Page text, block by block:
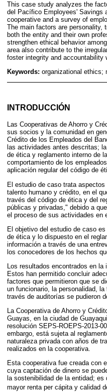
This case study analyzes the
del Pacífico Employees' Savings
cooperative and a survey of
The main factors are personality,
both the entity and their own
strengthen ethical behavior
area also contribute to the
foster integrity and accountability
Keywords: organizational ethics;
INTRODUCCIÓN
Las Cooperativas de Ahorro y
sus socios y la comunidad en
Crédito de los Empleados del
las actividades antes descritas;
de ética y reglamento interno de
comportamiento de los
aplicación regular del código de
El estudio de caso trata
talento humano y crédito, en el
través del código de ética y del
públicas y privadas," debido a
el proceso de sus actividades en
El objetivo del estudio de caso
de ética y lo dispuesto en el
información a través de una
los conocedores de los hechos
Los resultados encontrados en
Estos han permitido concluir
factores que permitieron que se
un funcionario, la personalidad,
través de auditorías se pudieron
La Cooperativa de Ahorro y
Guayas, en la ciudad de
resolución SEPS-ROEPS-2013-
embargo, está sujeta al
naturaleza privada con años de
realizados en la cooperativa.
Esta cooperativa fue creada con
cuya captación de dinero se
la sostenibilidad de la entidad;
mayor renta per cápita y calidad